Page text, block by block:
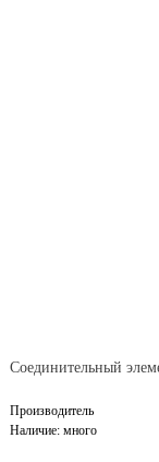
Производитель
Наличие: много